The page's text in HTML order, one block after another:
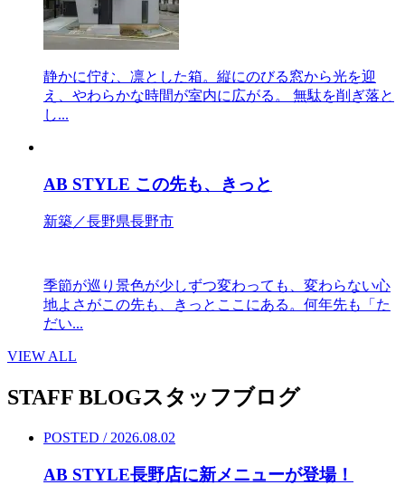
静かに佇む、凛とした箱。縦にのびる窓から光を迎
え、やわらかな時間が室内に広がる。 無駄を削ぎ落と
し...
AB STYLE この先も、きっと
新築／長野県長野市
季節が巡り景色が少しずつ変わっても、変わらない心
地よさがこの先も、きっとここにある。何年先も「た
だい...
VIEW ALL
STAFF BLOGスタッフブログ
POSTED / 2026.08.02
AB STYLE長野店に新メニューが登場！